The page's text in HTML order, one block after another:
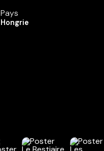
Pays
Hongrie